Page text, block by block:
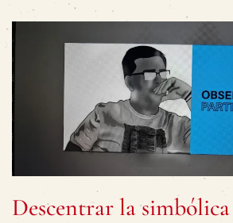
Descentrar la